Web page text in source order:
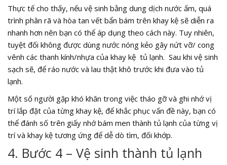
Thực tế cho thấy, nếu vệ sinh bằng dung dịch nước ấm, quá
trình phân rã và hòa tan vết bẩn bám trên khay kệ sẽ diễn ra
nhanh hơn nên bạn có thể áp dụng theo cách này. Tuy nhiên,
tuyệt đối không được dùng nước nóng kẻo gây nứt vỡ/ cong
vênh các thanh kính/nhựa của khay kệ tủ lạnh. Sau khi vệ sinh
sạch sẽ, để ráo nước và lau thật khô trước khi đưa vào tủ
lạnh.
Một số người gặp khó khăn trong việc tháo gỡ và ghi nhớ vị
trí lắp đặt của từng khay kệ, để khắc phục vấn đề này, bạn có
thể đánh số trên giấy nhớ bám men thành tủ lạnh của từng vị
trí và khay kệ tương ứng để dễ dò tìm, đối khớp.
4. Bước 4 – Vệ sinh thành tủ lạnh